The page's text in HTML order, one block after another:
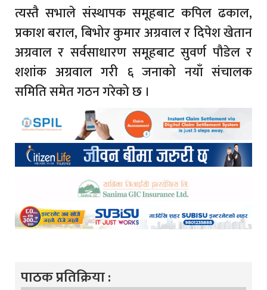
त्यस्तै सभाले संस्थापक समूहबाट कपिल ढकाल,
प्रकाश बराल, बिभोर कुमार अग्रवाल र दिपेश खेतान
अग्रवाल र सर्वसाधारण समूहबाट सुवर्ण पौडेल र
शशांक अग्रवाल गरी ६ जनाको नयाँ संचालक
समिति समेत गठन गरेको छ ।
पाठक प्रतिक्रिया :